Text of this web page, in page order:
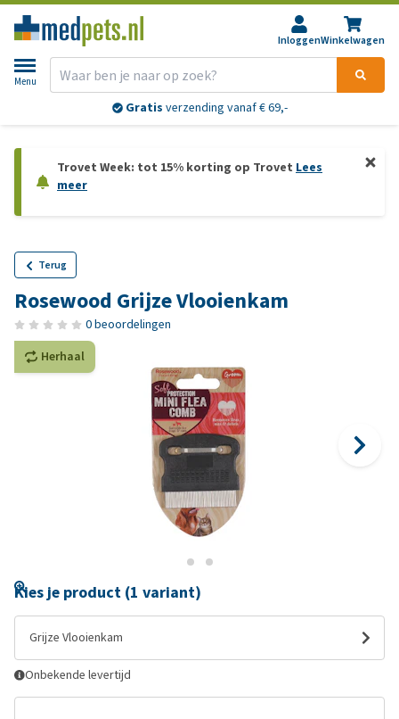
InloggenWinkelwagen
Menu
Gratis verzending vanaf € 69,-
Trovet Week: tot 15% korting op Trovet Lees
meer
Terug
Rosewood Grijze Vlooienkam
0 beoordelingen
Herhaal
Kies je product (1 variant)
Grijze Vlooienkam
Onbekende levertijd